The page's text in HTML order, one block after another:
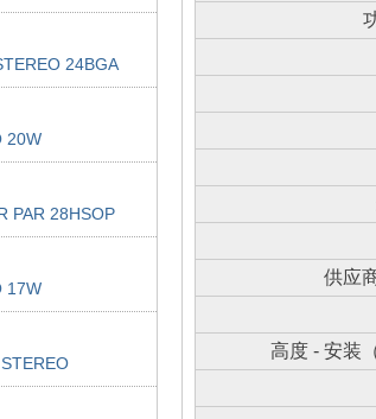
24BGA
20W
PAR 28HSOP
17W
供应
高度 - 安装